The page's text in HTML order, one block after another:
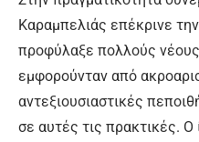
Καραμπελιάς επέκρινε
προφύλαξε πολλούς
εμφορούνταν από
αντεξιουσιαστικές
σε αυτές τις πρακτικές.